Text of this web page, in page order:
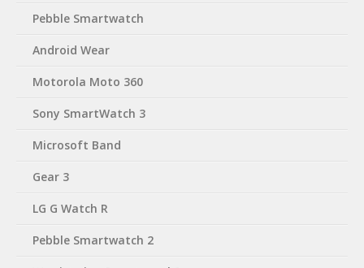
Pebble Smartwatch
Android Wear
Motorola Moto 360
Sony SmartWatch 3
Microsoft Band
Gear 3
LG G Watch R
Pebble Smartwatch 2